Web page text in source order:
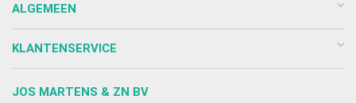
ALGEMEEN
KLANTENSERVICE
JOS MARTENS & ZN BV